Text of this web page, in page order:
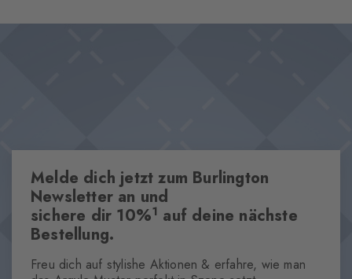
Melde dich jetzt zum Burlington
Newsletter an und
sichere dir 10%1 auf deine nächste
Bestellung.
Freu dich auf stylishe Aktionen & erfahre, wie man